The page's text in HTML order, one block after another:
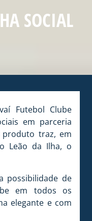
SOCIAL
Futebol Clube
em parceria
produto traz, em
Leão da Ilha, o
possibilidade de
em todos os
elegante e com